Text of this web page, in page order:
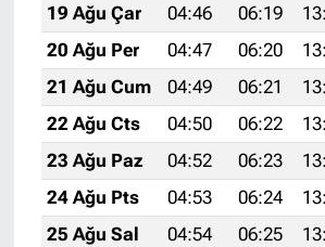
19 Ağu Çar
04:46 06:19
20 Ağu Per
04:47 06:20
21 Ağu Cum
04:49 06:21
22 Ağu Cts
04:50 06:22
23 Ağu Paz
04:52 06:23
24 Ağu Pts
04:53 06:24
25 Ağu Sal
04:54 06:25